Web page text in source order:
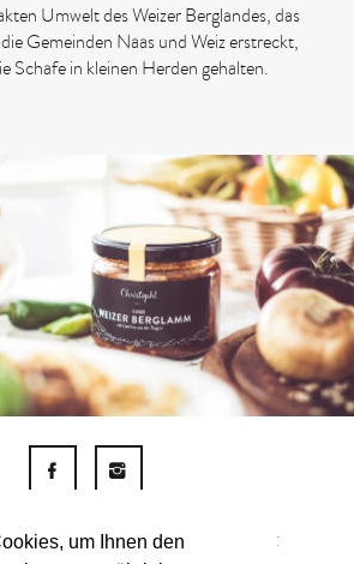
um Ihnen den
Umwelt des Weizer Berglandes, das
Gemeinden Naas und Weiz erstreckt,
Schafe in kleinen Herden gehalten.
F I
IMPRESSUM
DATENSCHUTZ